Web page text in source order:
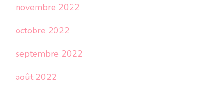
novembre 2022
octobre 2022
septembre 2022
août 2022